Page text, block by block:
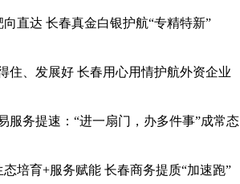
直达 长春真金白银护航“专精特新”
住、发展好 长春用心用情护航外资企业
服务提速：“进一扇门，办多件事”成常态
培育+服务赋能 长春商务提质“加速跑”